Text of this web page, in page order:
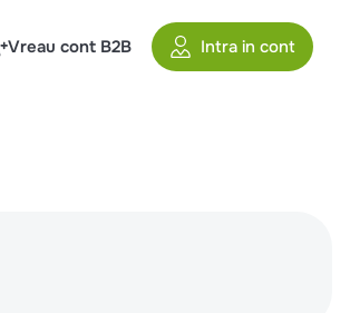
Vreau cont B2B Intra in cont